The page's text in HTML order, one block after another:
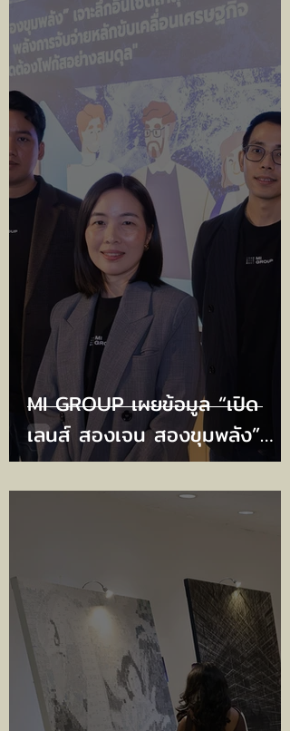
MI GROUP เผยข้อมูล “เปิด
เลนส์ สองเจน สองขุมพลัง”
เจาะลึก Gen Z และ Gen
Horizon – พลังการจับจ่ายหลัก